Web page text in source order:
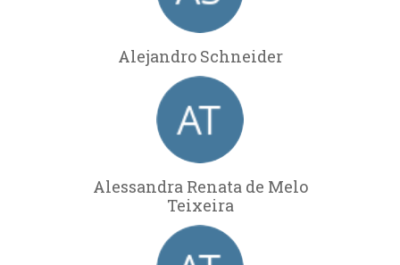
Alejandro Schneider
Alessandra Renata de Melo
Teixeira